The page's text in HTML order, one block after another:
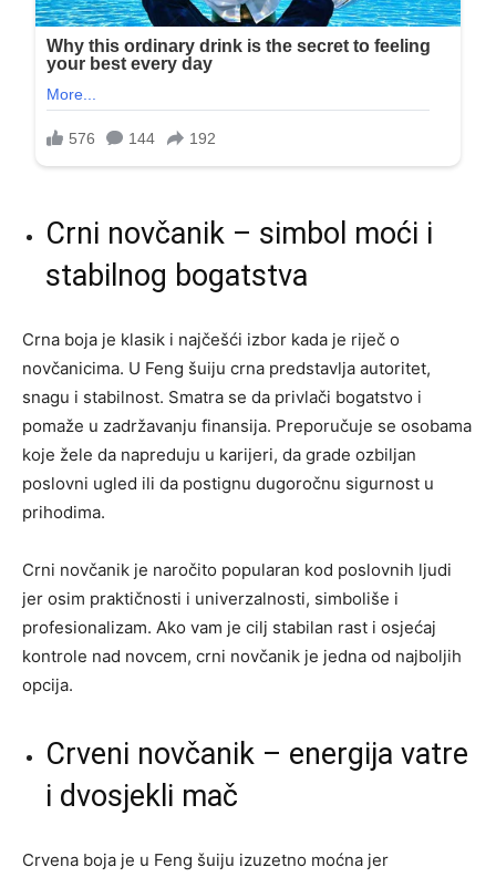
Crni novčanik – simbol moći i
stabilnog bogatstva
Crna boja je klasik i najčešći izbor kada je riječ o
novčanicima. U Feng šuiju crna predstavlja autoritet,
snagu i stabilnost. Smatra se da privlači bogatstvo i
pomaže u zadržavanju finansija. Preporučuje se osobama
koje žele da napreduju u karijeri, da grade ozbiljan
poslovni ugled ili da postignu dugoročnu sigurnost u
prihodima.
Crni novčanik je naročito popularan kod poslovnih ljudi
jer osim praktičnosti i univerzalnosti, simboliše i
profesionalizam. Ako vam je cilj stabilan rast i osjećaj
kontrole nad novcem, crni novčanik je jedna od najboljih
opcija.
Crveni novčanik – energija vatre
i dvosjekli mač
Crvena boja je u Feng šuiju izuzetno moćna jer